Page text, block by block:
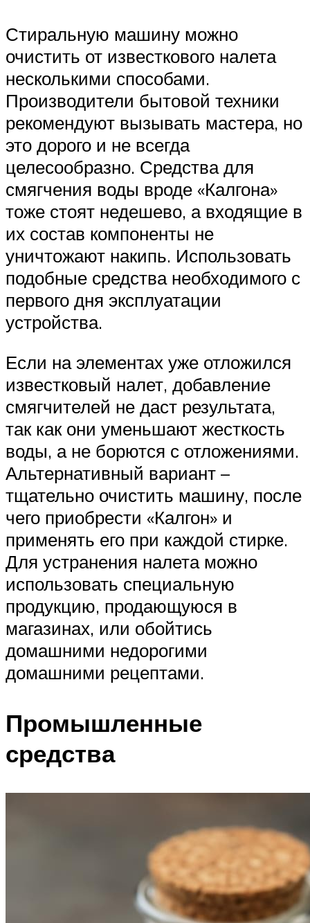
Стиральную машину можно
очистить от известкового налета
несколькими способами.
Производители бытовой техники
рекомендуют вызывать мастера, но
это дорого и не всегда
целесообразно. Средства для
смягчения воды вроде «Калгона»
тоже стоят недешево, а входящие в
их состав компоненты не
уничтожают накипь. Использовать
подобные средства необходимого с
первого дня эксплуатации
устройства.
Если на элементах уже отложился
известковый налет, добавление
смягчителей не даст результата,
так как они уменьшают жесткость
воды, а не борются с отложениями.
Альтернативный вариант –
тщательно очистить машину, после
чего приобрести «Калгон» и
применять его при каждой стирке.
Для устранения налета можно
использовать специальную
продукцию, продающуюся в
магазинах, или обойтись
домашними недорогими
домашними рецептами.
Промышленные
средства